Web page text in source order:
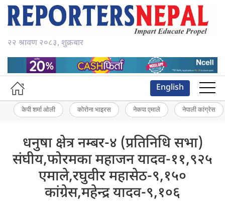
२२ श्रावण २०८३, शुक्रबार
English
केपी शर्मा ओली कोरोना भाइरस नेकपा एमाले नेपाली कांग्रेस
धनुषा क्षेत्र नम्बर-४ (प्रतिनिधि सभा)
संघीय,फोरमका महाजन यादव-११,९२५
एमाले,रघुवीर महासेठ-९,१५०
कांग्रेस,महेन्द्र यादव-९,१०६